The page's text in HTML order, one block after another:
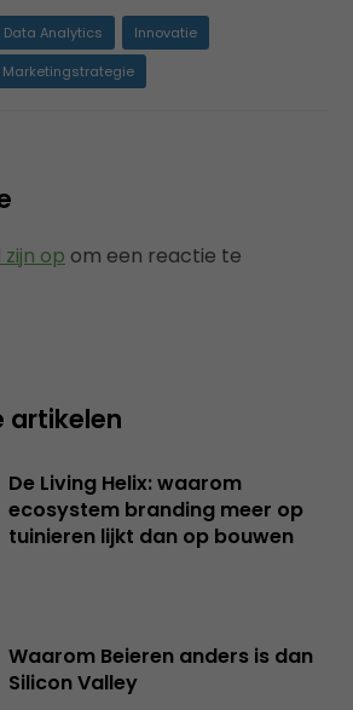
Data Analytics
Innovatie
Marketingstrategie
op om een reactie te
artikelen
De Living Helix: waarom
ecosystem branding meer op
tuinieren lijkt dan op bouwen
Waarom Beieren anders is dan
Silicon Valley